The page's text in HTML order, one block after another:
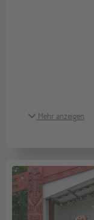
Mehr anzeigen